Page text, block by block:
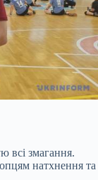
всі змагання.
натхнення та